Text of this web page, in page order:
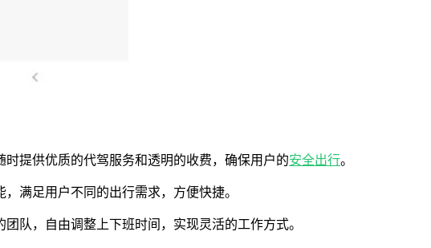
提供优质的代驾服务和透明的收费，确保用户的安全出行。
满足用户不同的出行需求，方便快捷。
队，自由调整上下班时间，实现灵活的工作方式。